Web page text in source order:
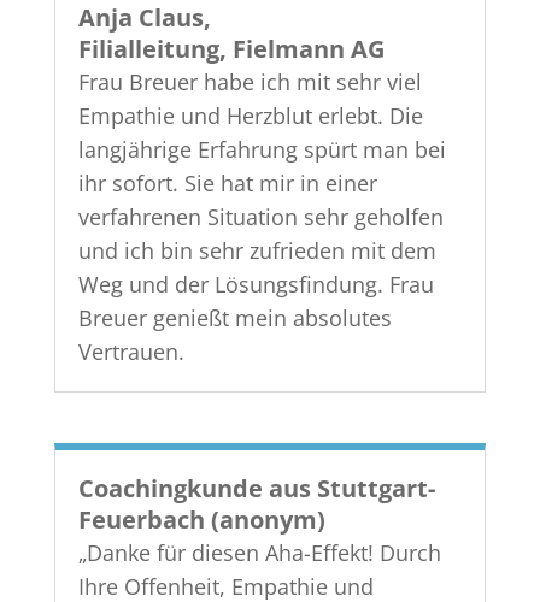
Anja Claus,
Filialleitung, Fielmann AG
Frau Breuer habe ich mit sehr viel
Empathie und Herzblut erlebt. Die
langjährige Erfahrung spürt man bei
ihr sofort. Sie hat mir in einer
verfahrenen Situation sehr geholfen
und ich bin sehr zufrieden mit dem
Weg und der Lösungsfindung. Frau
Breuer genießt mein absolutes
Vertrauen.
Coachingkunde aus Stuttgart-
Feuerbach (anonym)
„Danke für diesen Aha-Effekt! Durch
Ihre Offenheit, Empathie und